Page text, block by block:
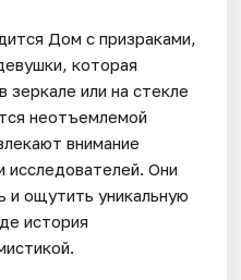
Дом с призраками,
которая
зеркале или на стекле
неотъемлемой
внимание
исследователей. Они
и ощутить уникальную
история